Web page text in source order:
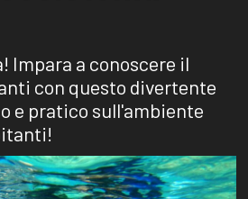
Impara a conoscere il
con questo divertente
e pratico sull'ambiente